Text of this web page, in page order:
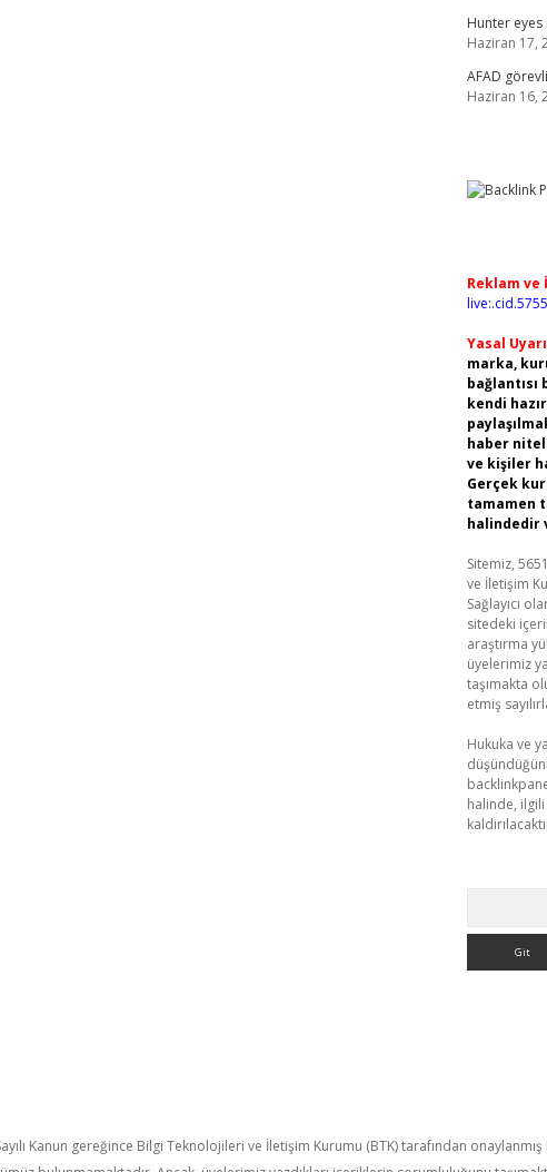
Hunter eyes
Haziran 17,
AFAD
Haziran 16,
Reklam ve
Yasal
marka,
kendi
haber
ve kişiler
Gerçek
tamamen
halindedir
Sitemiz,
ve İletişim
Sağlayıcı
sitedeki
araştırma
üyelerimiz
taşımakta
etmiş
Hukuka ve
halinde,
Kanun gereğince Bilgi Teknolojileri ve İletişim Kurumu (BTK) tarafından